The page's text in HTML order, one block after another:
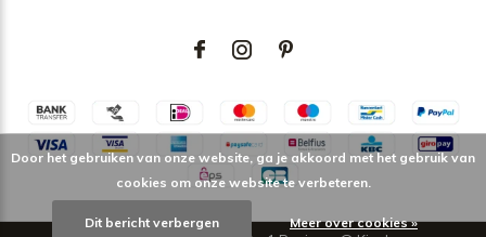
Door het gebruiken van onze website, ga je akkoord met het gebruik van
cookies om onze website te verbeteren.
Dit bericht verbergen Meer over cookies »